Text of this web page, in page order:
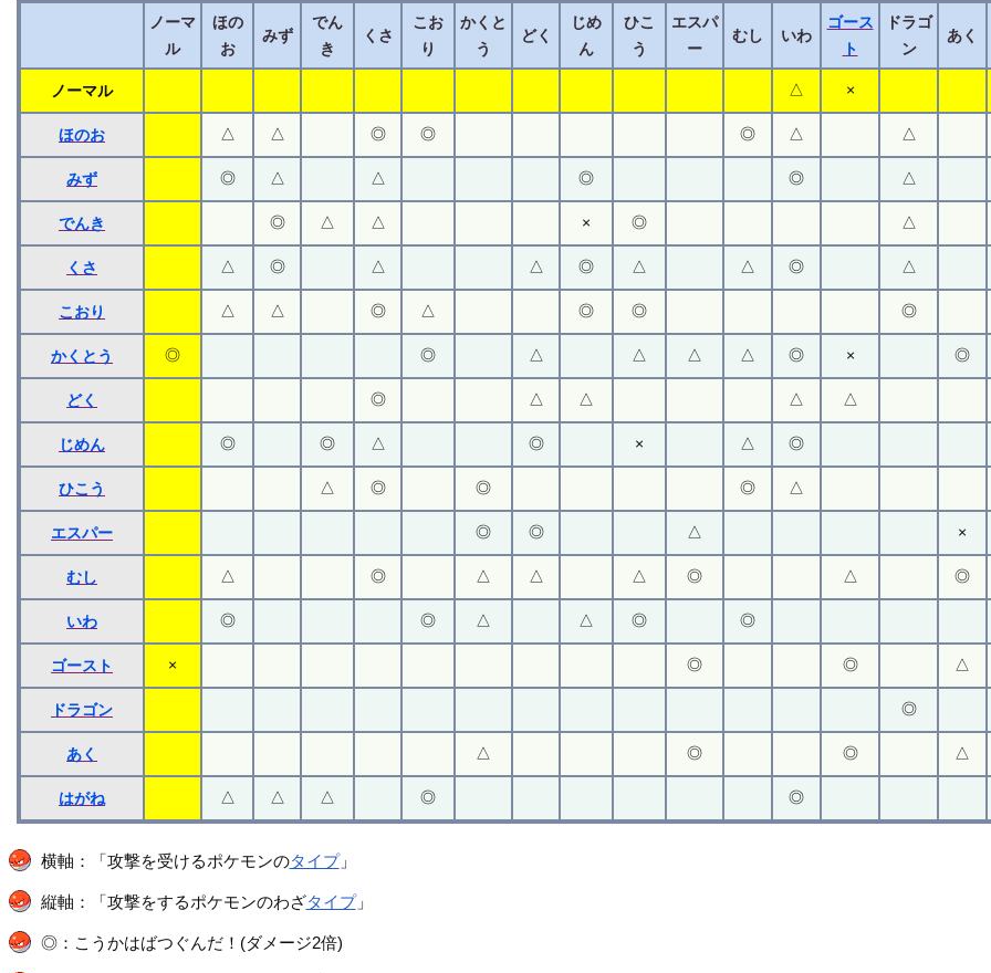
ノーマ
ル
ほの
お
みず
でん
き
くさ
こお
り
かくと
う
どく
じめ
ん
ひこ
う
エスパ
ー
むし いわ
ゴース
ト
ドラゴ
ン
あく
ノーマル △ ×
ほのお △ △ ◎ ◎ ◎ △ △
みず ◎ △ △ ◎ ◎ △
でんき ◎ △ △ × ◎ △
くさ △ ◎ △ △ ◎ △ △ ◎ △
こおり △ △ ◎ △ ◎ ◎ ◎
かくとう ◎ ◎ △ △ △ △ ◎ × ◎
どく ◎ △ △ △ △
じめん ◎ ◎ △ ◎ × △ ◎
ひこう △ ◎ ◎ ◎ △
エスパー ◎ ◎ △ ×
むし △ ◎ △ △ △ ◎ △ ◎
いわ ◎ ◎ △ △ ◎ ◎
ゴースト × ◎ ◎ △
ドラゴン ◎
あく △ ◎ ◎ △
はがね △ △ △ ◎ ◎
横軸：「攻撃を受けるポケモンのタイプ」
縦軸：「攻撃をするポケモンのわざタイプ」
◎：こうかはばつぐんだ！(ダメージ2倍)